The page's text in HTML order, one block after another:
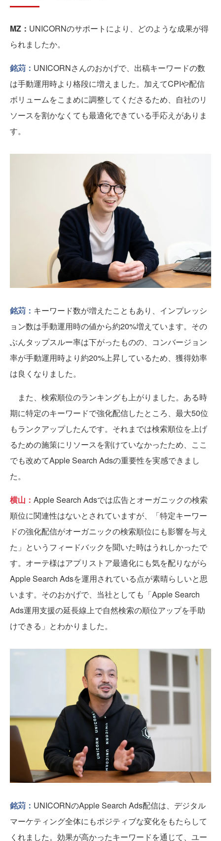
MZ： UNICORNのサポートにより、どのような成果が得
られましたか。
銘苅： UNICORNさんのおかげで、出稿キーワードの数
は手動運用時より格段に増えました。加えてCPIや配信
ボリュームをこまめに調整してくださるため、自社のリ
ソースを割かなくても最適化できている手応えがありま
す。
銘苅： キーワード数が増えたこともあり、インプレッシ
ョン数は手動運用時の値から約20%増えています。その
ぶんタップスルー率は下がったものの、コンバージョン
率が手動運用時より約20%上昇しているため、獲得効率
は良くなりました。
また、検索順位のランキングも上がりました。ある時
期に特定のキーワードで強化配信したところ、最大50位
もランクアップしたんです。それまでは検索順位を上げ
るための施策にリソースを割けていなかったため、ここ
でも改めてApple Search Adsの重要性を実感できまし
た。
横山： Apple Search Adsでは広告とオーガニックの検索
順位に関連性はないとされていますが、「特定キーワー
ドの強化配信がオーガニックの検索順位にも影響を与え
た」というフィードバックを聞いた時はうれしかったで
す。オーテ様はアプリストア最適化にも気を配りながら
Apple Search Adsを運用されている点が素晴らしいと思
います。そのおかげで、当社としても「Apple Search
Ads運用支援の延長線上で自然検索の順位アップを手助
けできる」とわかりました。
銘苅： UNICORNのApple Search Ads配信は、デジタル
マーケティング全体にもポジティブな変化をもたらして
くれました。効果が高かったキーワードを通じて、ユー